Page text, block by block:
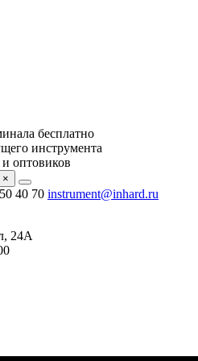
бесплатно
инструмента
оптовиков
×
40 70 instrument@inhard.ru
24А